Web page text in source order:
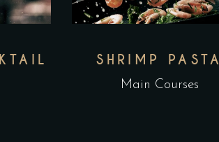
SHRIMP PASTA
Main Courses